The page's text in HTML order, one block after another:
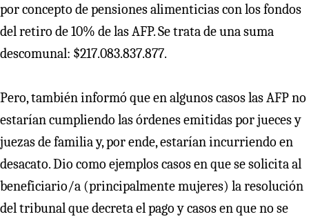
por concepto de pensiones alimenticias con los fondos
del retiro de 10% de las AFP. Se trata de una suma
descomunal: $217.083.837.877.
Pero, también informó que en algunos casos las AFP no
estarían cumpliendo las órdenes emitidas por jueces y
juezas de familia y, por ende, estarían incurriendo en
desacato. Dio como ejemplos casos en que se solicita al
beneficiario/a (principalmente mujeres) la resolución
del tribunal que decreta el pago y casos en que no se